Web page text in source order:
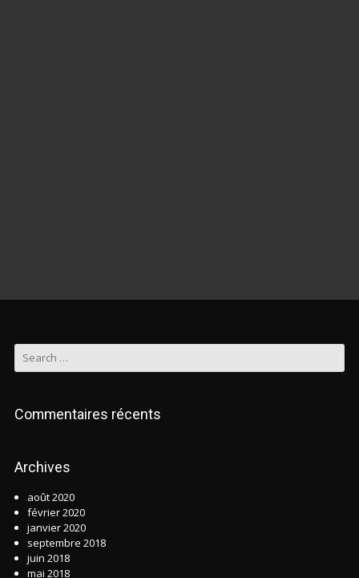
Commentaires récents
Archives
août 2020
février 2020
janvier 2020
septembre 2018
juin 2018
mai 2018